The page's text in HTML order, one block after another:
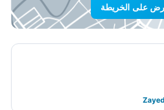
على الخريطة